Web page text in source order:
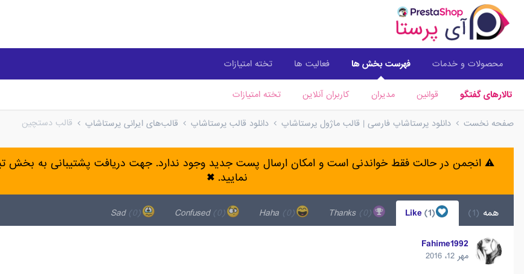
محصولات و خدمات فهرست بخش ها
تالارهای گفتگو قوانین مدیران کاربران آنلاین تخته امتیازات
فعالیت ها تخته امتیازات
صفحه نخست دانلود پرستاشاپ فارسی | قالب ماژول پرستاشاپ دانلود قالب پرستاشاپ قالب‌های ایرانی پرستاشاپ قالب دستچین
⚠️ انجمن در حالت فقط خواندنی است و امکان ارسال پست جدید وجود ندارد. جهت دریافت پشتیبانی به بخش
نمایید. ✖
همه (1)
Like
(1)
Thanks
(0)
Haha
(0)
Confused
(0)
Sad
(0)
Fahime1992
مهر 12، 2016